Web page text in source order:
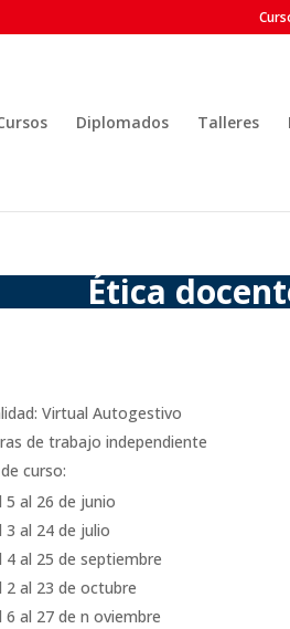
Diplomados Talleres
Ética
Virtual Autogestivo
de trabajo independiente
curso:
5 al 26 de junio
3 al 24 de julio
4 al 25 de septiembre
2 al 23 de octubre
6 al 27 de n oviembre